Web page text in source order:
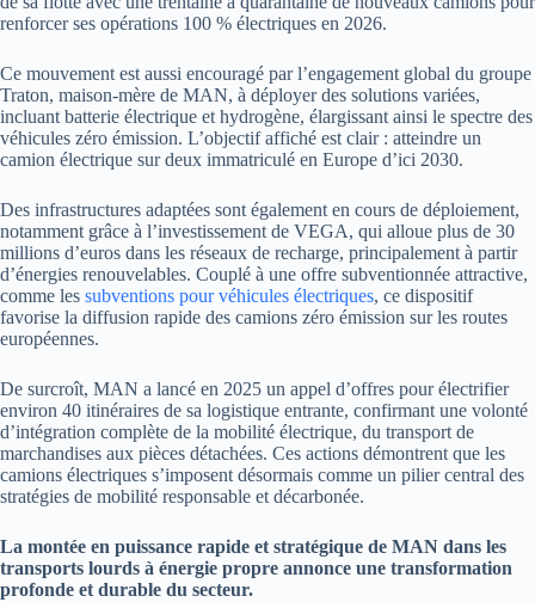
renforcer ses opérations 100 % électriques en 2026.
Ce mouvement est aussi encouragé par l’engagement global du groupe
Traton, maison-mère de MAN, à déployer des solutions variées,
incluant batterie électrique et hydrogène, élargissant ainsi le spectre des
véhicules zéro émission. L’objectif affiché est clair : atteindre un
camion électrique sur deux immatriculé en Europe d’ici 2030.
Des infrastructures adaptées sont également en cours de déploiement,
notamment grâce à l’investissement de VEGA, qui alloue plus de 30
millions d’euros dans les réseaux de recharge, principalement à partir
d’énergies renouvelables. Couplé à une offre subventionnée attractive,
comme les subventions pour véhicules électriques, ce dispositif
favorise la diffusion rapide des camions zéro émission sur les routes
européennes.
De surcroît, MAN a lancé en 2025 un appel d’offres pour électrifier
environ 40 itinéraires de sa logistique entrante, confirmant une volonté
d’intégration complète de la mobilité électrique, du transport de
marchandises aux pièces détachées. Ces actions démontrent que les
camions électriques s’imposent désormais comme un pilier central des
stratégies de mobilité responsable et décarbonée.
La montée en puissance rapide et stratégique de MAN dans les
transports lourds à énergie propre annonce une transformation
profonde et durable du secteur.